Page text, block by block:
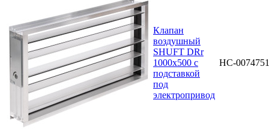
Клапан
воздушный
SHUFT DRr
1000х500 с
подставкой
под
электропривод
НС-0074751